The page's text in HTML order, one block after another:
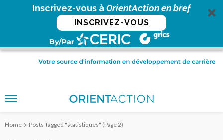
Inscrivez-vous àOrientAction en bref
INSCRIVEZ-VOUS
Home Posts Tagged "statistiques" (Page 2)